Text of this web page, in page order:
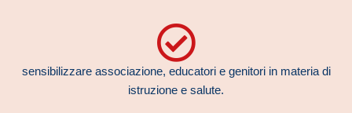
sensibilizzare associazione, educatori e genitori in materia di
istruzione e salute.